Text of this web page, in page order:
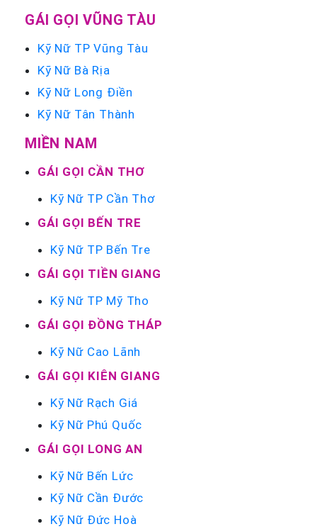
GÁI GỌI VŨNG TÀU
Kỹ Nữ TP Vũng Tàu
Kỹ Nữ Bà Rịa
Kỹ Nữ Long Điền
Kỹ Nữ Tân Thành
MIỀN NAM
GÁI GỌI CẦN THƠ
Kỹ Nữ TP Cần Thơ
GÁI GỌI BẾN TRE
Kỹ Nữ TP Bến Tre
GÁI GỌI TIỀN GIANG
Kỹ Nữ TP Mỹ Tho
GÁI GỌI ĐỒNG THÁP
Kỹ Nữ Cao Lãnh
GÁI GỌI KIÊN GIANG
Kỹ Nữ Rạch Giá
Kỹ Nữ Phú Quốc
GÁI GỌI LONG AN
Kỹ Nữ Bến Lức
Kỹ Nữ Cần Đước
Kỹ Nữ Đức Hoà